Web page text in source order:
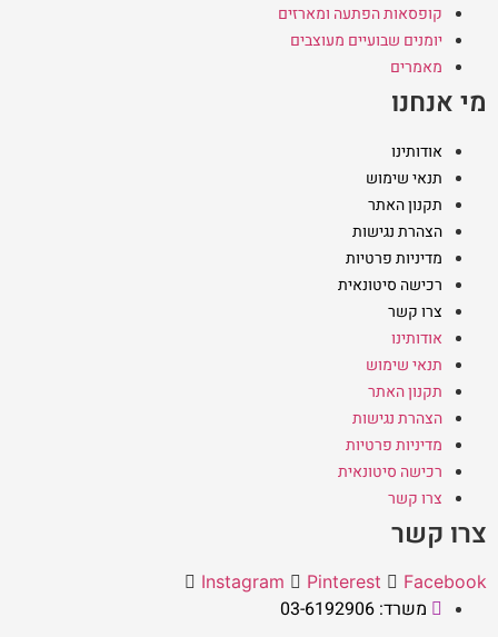
קופסאות הפתעה ומארזים
יומנים שבועיים מעוצבים
מאמרים
מי אנחנו
אודותינו
תנאי שימוש
תקנון האתר
הצהרת נגישות
מדיניות פרטיות
רכישה סיטונאית
צרו קשר
אודותינו
תנאי שימוש
תקנון האתר
הצהרת נגישות
מדיניות פרטיות
רכישה סיטונאית
צרו קשר
צרו קשר
Instagram Pinterest Facebook
משרד: 03-6192906